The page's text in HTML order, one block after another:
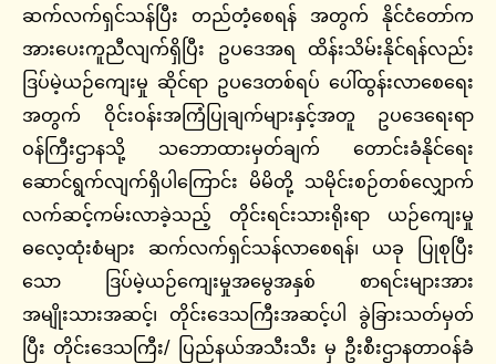
ဆက်လက်ရှင်သန်ပြီး တည်တံ့စေရန် အတွက် နိုင်ငံတော်က
အားပေးကူညီလျက်ရှိပြီး ဥပဒေအရ ထိန်းသိမ်းနိုင်ရန်လည်း
ဒြပ်မဲ့ယဉ်ကျေးမှု ဆိုင်ရာ ဥပဒေတစ်ရပ်‌ ပေါ်ထွန်းလာစေရေး
အတွက် ဝိုင်းဝန်းအကြံပြုချက်များနှင့်အတူ ဥပဒေရေးရာ
ဝန်ကြီးဌာနသို့ သဘောထားမှတ်ချက် တောင်းခံနိုင်ရေး
ဆောင်ရွက်လျက်ရှိပါကြောင်း မိမိတို့ သမိုင်းစဉ်တစ်လျှောက်
လက်ဆင့်ကမ်းလာခဲ့သည့် တိုင်းရင်းသားရိုးရာ ယဉ်ကျေးမှု
ဓလေ့ထုံးစံများ ဆက်လက်ရှင်သန်လာစေရန်၊ ယခု ပြုစုပြီး
သော ဒြပ်မဲ့ယဉ်ကျေးမှုအမွေအနှစ် စာရင်းများအား
အမျိုးသားအဆင့်၊ တိုင်းဒေသကြီးအဆင့်ပါ ခွဲခြားသတ်မှတ်
ပြီး တိုင်းဒေသကြီး/ ပြည်နယ်အသီးသီး မှ ဦးစီးဌာနတာဝန်ခံ